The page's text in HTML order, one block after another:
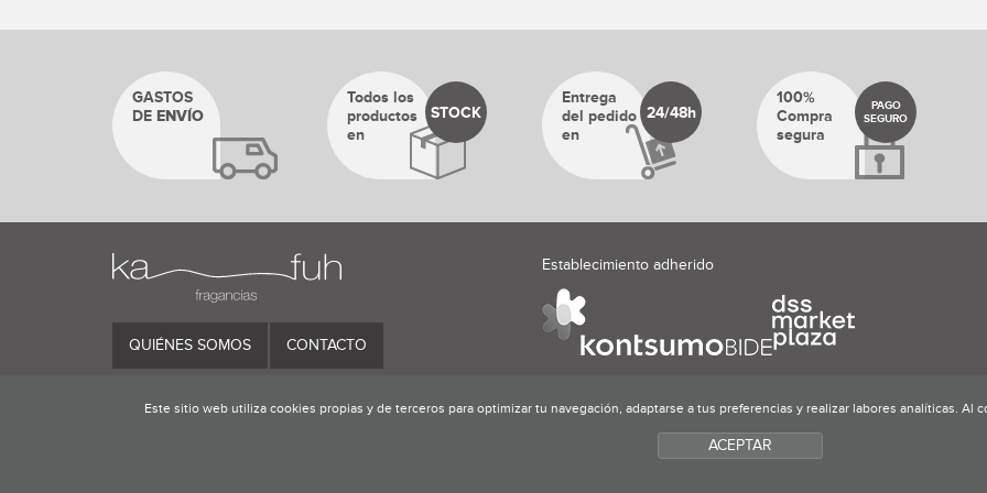
Este sitio web utiliza cookies propias y de terceros para optimizar tu navegación, adaptarse a tus preferencias y realizar labores analíticas. Al
ACEPTAR
GASTOS
DE ENVÍO
Todos los
productos
en
STOCK
Entrega
del pedido
en
24/48h
100%
Compra
segura
PAGO
SEGURO
QUIÉNES SOMOS CONTACTO
Establecimiento adherido
Política de avisos